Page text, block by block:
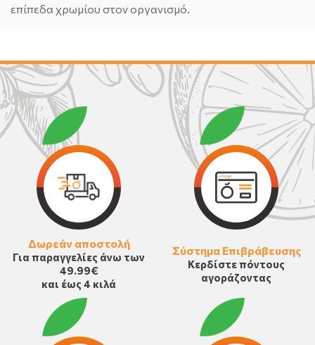
επίπεδα χρωμίου στον οργανισμό.
Δωρεάν αποστολή
Για παραγγελίες άνω των
49.99€
και έως 4 κιλά
Σύστημα Επιβράβευσης
Κερδίστε πόντους
αγοράζοντας